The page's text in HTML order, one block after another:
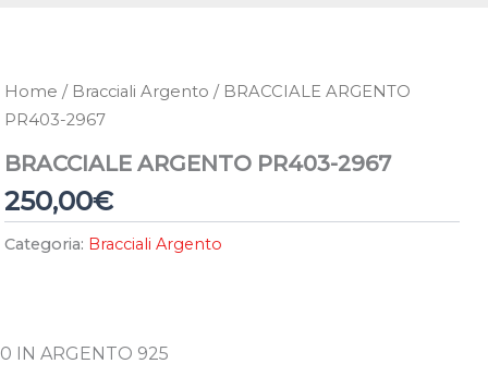
Home / Bracciali Argento / BRACCIALE ARGENTO
PR403-2967
BRACCIALE ARGENTO PR403-2967
250,00€
Categoria: Bracciali Argento
IN ARGENTO 925